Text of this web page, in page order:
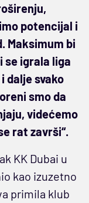
potencijal i
Maksimum bi
se igrala liga
dalje svako
smo da
videćemo
rat završi“.
KK Dubai u
kao izuzetno
primila klub